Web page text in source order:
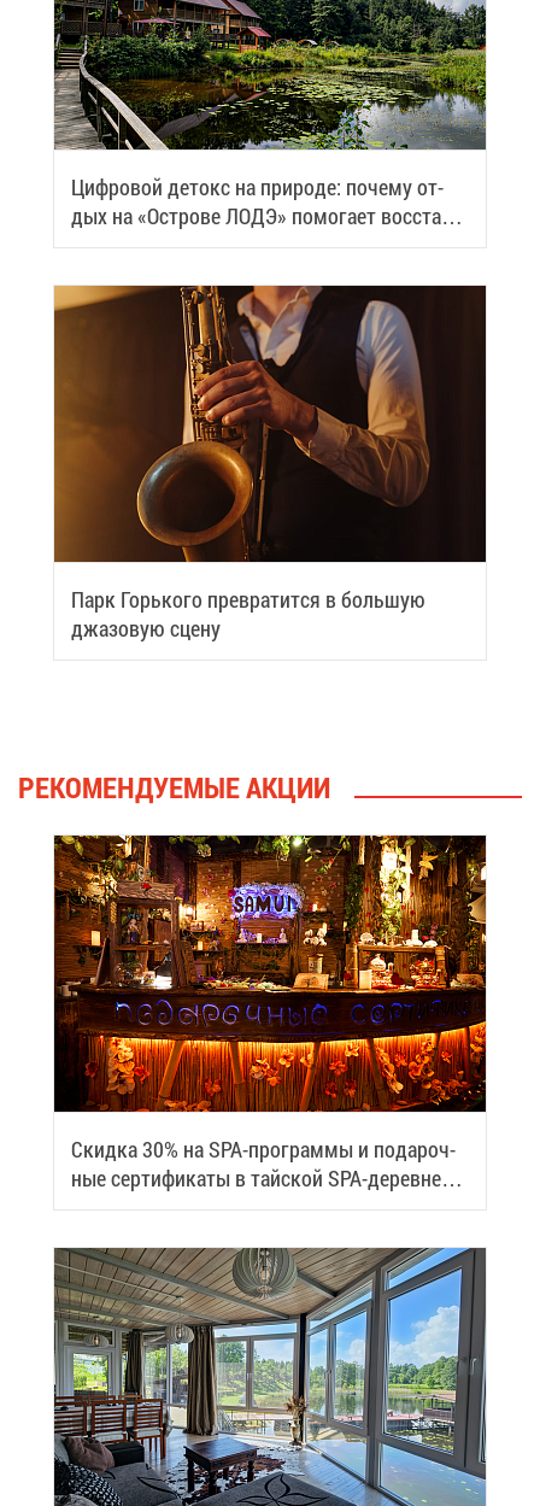
Циф­ро­вой де­токс на при­ро­де: по­че­му от­
дых на «Ост­ро­ве ЛОДЭ» по­мо­га­ет вос­ста­но­
вить си­лы
Парк Горь­ко­го пре­вра­тит­ся в боль­шую
джа­зо­вую сце­ну
РЕ­КО­МЕН­ДУ­Е­МЫЕ АК­ЦИИ
Скид­ка 30% на SPA-про­грам­мы и по­да­роч­
ные сер­ти­фи­ка­ты в тай­ской SPA-де­ревне
Samui